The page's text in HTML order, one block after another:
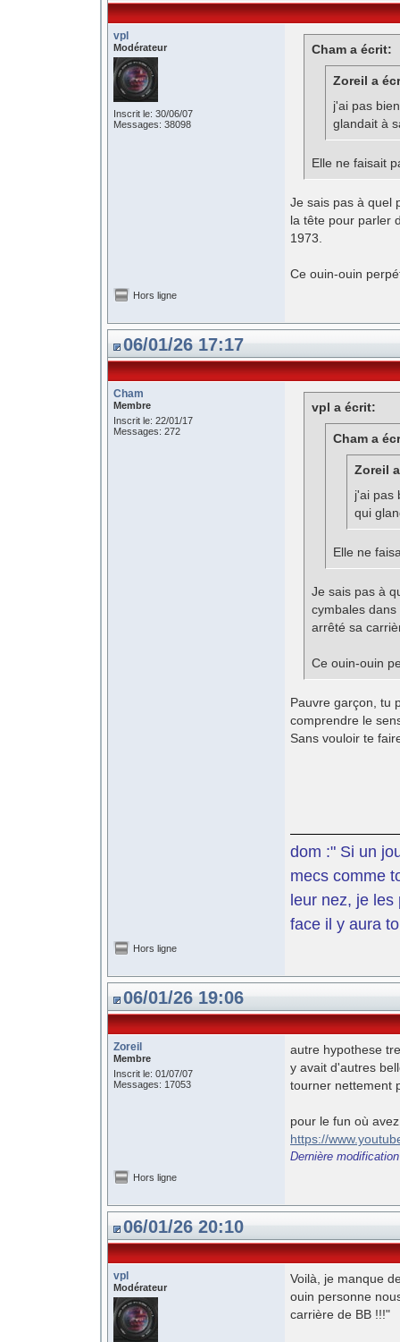
vpl
Modérateur
Inscrit le: 30/06/07
Messages: 38098
Cham a écrit:
Zoreil a
j'ai pas
glandait à
Elle ne faisait
Je sais pas à quel
la tête pour parler
1973.
Ce ouin-ouin
Hors ligne
06/01/26 17:17
Cham
Membre
Inscrit le: 22/01/17
Messages: 272
vpl a écrit:
Cham a
Zoreil
j'ai pas
qui
Elle ne
Je sais pas à
cymbales
arrêté sa
Ce ouin-ouin
Pauvre garçon, tu
comprendre le
Sans vouloir te
dom :" Si un
mecs comme
leur nez, je les
face il y aura
Hors ligne
06/01/26 19:06
Zoreil
Membre
Inscrit le: 01/07/07
Messages: 17053
autre hypothese
y avait d'autres
tourner nettement
pour le fun où
https://
Dernière
Hors ligne
06/01/26 20:10
vpl
Modérateur
Voilà, je manque
ouin personne
carrière de BB !!!"